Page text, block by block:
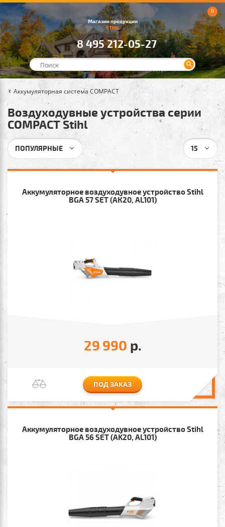
Магазин продукции
STIHL
8 495 212-05-27
0
Аккумуляторная система COMPACT
Воздуходувные устройства серии
COMPACT Stihl
ПОПУЛЯРНЫЕ 15
Аккумуляторное воздуходувное устройство Stihl
BGA 57 SET (АК20, AL101)
29 990 р.
ПОД ЗАКАЗ
Аккумуляторное воздуходувное устройство Stihl
BGA 56 SET (AK20, AL101)